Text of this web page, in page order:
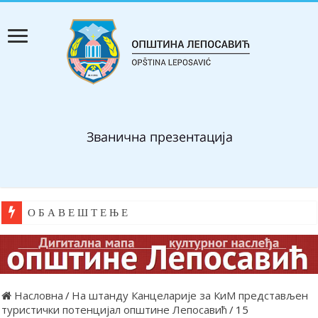
О Б А В Е Ш Т Е Њ Е
Насловна / На штанду Канцеларије за КиМ представљен
туристички потенцијал општине Лепосавић / 15